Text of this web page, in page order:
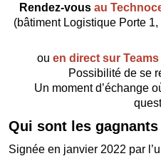
Rendez-vous au
(bâtiment Logistique Porte
ou en direct sur
Possibilité de se
Un moment d’échange
Qui sont les
Signée en janvier 2022 par